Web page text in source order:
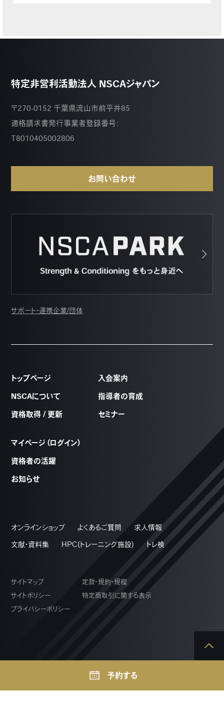
予約する
特定非営利活動法人 NSCAジャパン
〒270-0152 千葉県流山市前平井85
適格請求書発行事業者登録番号：
T8010405002806
お問い合わせ
サポート・連携企業/団体
トップページ
NSCAについて
資格取得 / 更新
マイページ（ログイン）
資格者の活躍
お知らせ
入会案内
指導者の育成
セミナー
オンラインショップ よくあるご質問 求人情報
文献・資料集 HPC(トレーニング施設) トレ検
サイトマップ
サイトポリシー
プライバシーポリシー
定款・規約・規程
特定商取引に関する表示
Copyright © NSCA JAPAN. All Rights Reserved